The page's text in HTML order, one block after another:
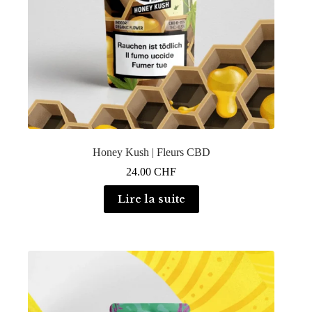
Honey Kush | Fleurs CBD
24.00CHF
Lire la suite